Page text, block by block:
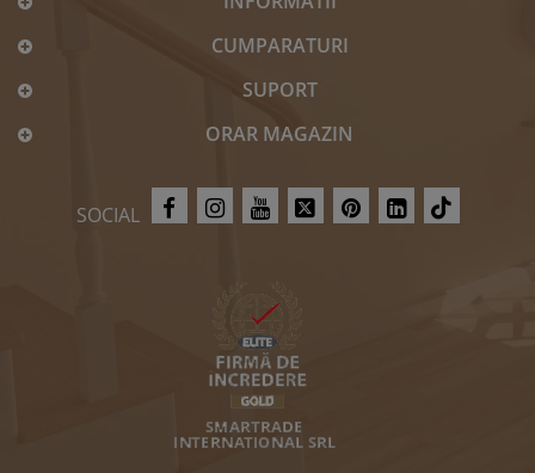
CUMPARATURI
SUPORT
ORAR MAGAZIN
SOCIAL